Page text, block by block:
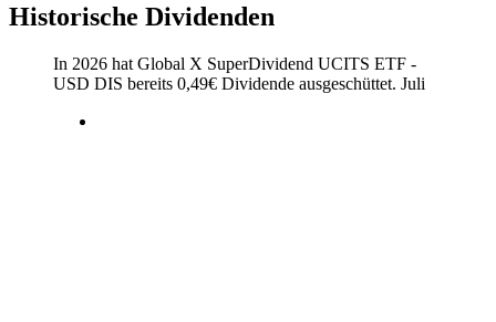
Historische Dividenden
In 2026 hat Global X SuperDividend UCITS ETF -
USD DIS bereits 0,49€ Dividende ausgeschüttet. Juli